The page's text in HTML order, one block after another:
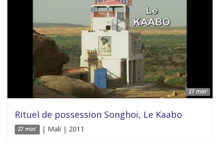
27 min'
Rituel de possession Songhoï, Le Kaabo
27 min' | Mali | 2011